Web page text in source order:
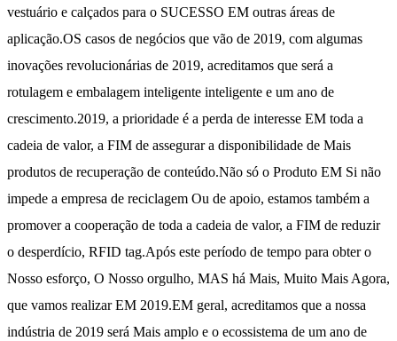
vestuário e calçados para o SUCESSO EM outras áreas de
aplicação.OS casos de negócios que vão de 2019, com algumas
inovações revolucionárias de 2019, acreditamos que será a
rotulagem e embalagem inteligente inteligente e um ano de
crescimento.2019, a prioridade é a perda de interesse EM toda a
cadeia de valor, a FIM de assegurar a disponibilidade de Mais
produtos de recuperação de conteúdo.Não só o Produto EM Si não
impede a empresa de reciclagem Ou de apoio, estamos também a
promover a cooperação de toda a cadeia de valor, a FIM de reduzir
o desperdício, RFID tag.Após este período de tempo para obter o
Nosso esforço, O Nosso orgulho, MAS há Mais, Muito Mais Agora,
que vamos realizar EM 2019.EM geral, acreditamos que a nossa
indústria de 2019 será Mais amplo e o ecossistema de um ano de